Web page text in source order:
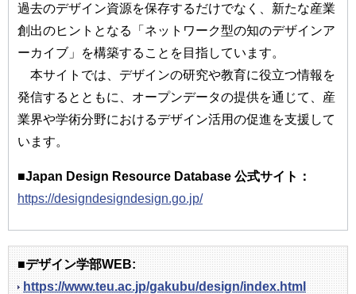
過去のデザイン資源を保存するだけでなく、新たな産業
創出のヒントとなる「ネットワーク型の知のデザインア
ーカイブ」を構築することを目指しています。
本サイトでは、デザインの研究や教育に役立つ情報を
発信するとともに、オープンデータの提供を通じて、産
業界や学術分野におけるデザイン活用の促進を支援して
います。
■Japan Design Resource Database 公式サイト：
https://designdesigndesign.go.jp/
■デザイン学部WEB:
https://www.teu.ac.jp/gakubu/design/index.html